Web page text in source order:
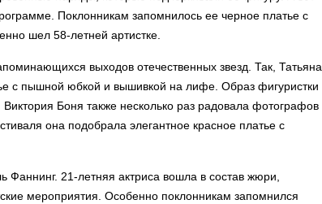
Поклонникам запомнилось ее черное платье с
шел 58-летней артистке.
выходов отечественных звезд. Так, Татьяна
с пышной юбкой и вышивкой на лифе. Образ фигуристки
Боня также несколько раз радовала фотографов
она подобрала элегантное красное платье с
21-летняя актриса вошла в состав жюри,
мероприятия. Особенно поклонникам запомнился